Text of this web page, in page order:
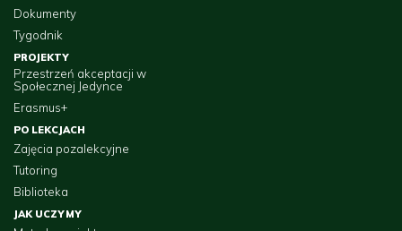
Dokumenty
Tygodnik
PROJEKTY
Przestrzeń akceptacji w
Społecznej Jedynce
Erasmus+
PO LEKCJACH
Zajęcia pozalekcyjne
Tutoring
Biblioteka
JAK UCZYMY